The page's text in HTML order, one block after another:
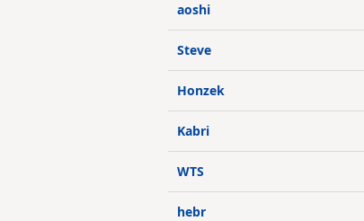
aoshi
Steve
Honzek
Kabri
WTS
hebr